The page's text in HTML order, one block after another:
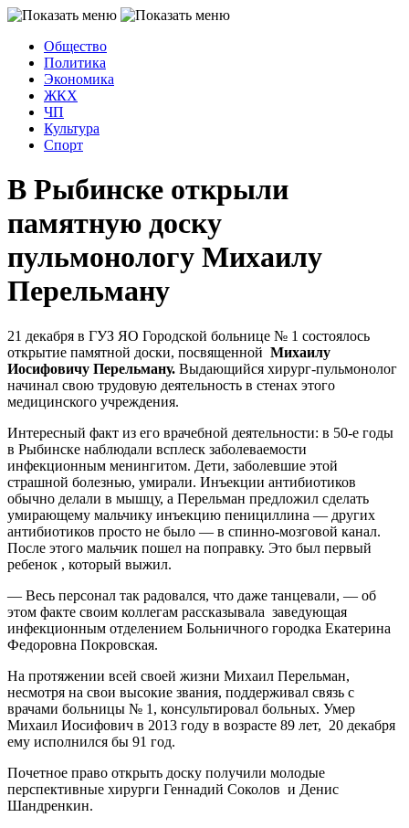
Общество
Политика
Экономика
ЖКХ
ЧП
Культура
Спорт
В Рыбинске открыли
памятную доску
пульмонологу Михаилу
Перельману
21 декабря в ГУЗ ЯО Городской больнице № 1 состоялось
открытие памятной доски, посвященной Михаилу
Иосифовичу Перельману. Выдающийся хирург-пульмонолог
начинал свою трудовую деятельность в стенах этого
медицинского учреждения.
Интересный факт из его врачебной деятельности: в 50-е годы
в Рыбинске наблюдали всплеск заболеваемости
инфекционным менингитом. Дети, заболевшие этой
страшной болезнью, умирали. Инъекции антибиотиков
обычно делали в мышцу, а Перельман предложил сделать
умирающему мальчику инъекцию пенициллина — других
антибиотиков просто не было — в спинно-мозговой канал.
После этого мальчик пошел на поправку. Это был первый
ребенок , который выжил.
— Весь персонал так радовался, что даже танцевали, — об
этом факте своим коллегам рассказывала заведующая
инфекционным отделением Больничного городка Екатерина
Федоровна Покровская.
На протяжении всей своей жизни Михаил Перельман,
несмотря на свои высокие звания, поддерживал связь с
врачами больницы № 1, консультировал больных. Умер
Михаил Иосифович в 2013 году в возрасте 89 лет, 20 декабря
ему исполнился бы 91 год.
Почетное право открыть доску получили молодые
перспективные хирурги Геннадий Соколов и Денис
Шандренкин.